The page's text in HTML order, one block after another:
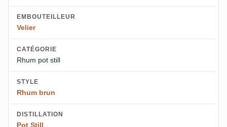
EMBOUTEILLEUR
Velier
CATÉGORIE
Rhum pot still
STYLE
Rhum brun
DISTILLATION
Pot Still